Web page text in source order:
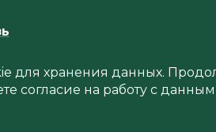
для хранения данных.
согласие на работу с